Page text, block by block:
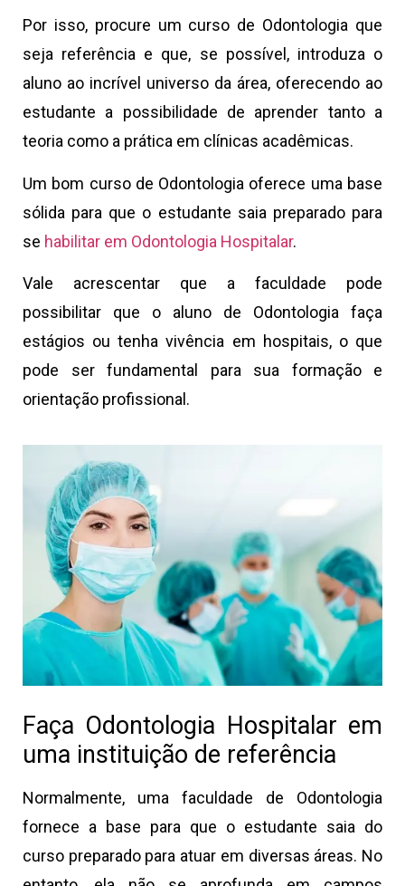
Por isso, procure um curso de Odontologia que
seja referência e que, se possível, introduza o
aluno ao incrível universo da área, oferecendo ao
estudante a possibilidade de aprender tanto a
teoria como a prática em clínicas acadêmicas.
Um bom curso de Odontologia oferece uma base
sólida para que o estudante saia preparado para
se habilitar em Odontologia Hospitalar.
Vale acrescentar que a faculdade pode
possibilitar que o aluno de Odontologia faça
estágios ou tenha vivência em hospitais, o que
pode ser fundamental para sua formação e
orientação profissional.
Faça Odontologia Hospitalar em
uma instituição de referência
Normalmente, uma faculdade de Odontologia
fornece a base para que o estudante saia do
curso preparado para atuar em diversas áreas. No